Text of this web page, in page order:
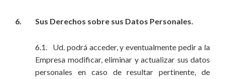
6. Sus Derechos sobre sus Datos Personales.
6.1. Ud. podrá acceder, y eventualmente pedir a la
Empresa modificar, eliminar y actualizar sus datos
personales en caso de resultar pertinente, de